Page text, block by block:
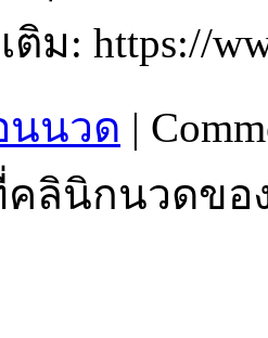
ติม: https://
นนวด |
คลินิกนวดขอ